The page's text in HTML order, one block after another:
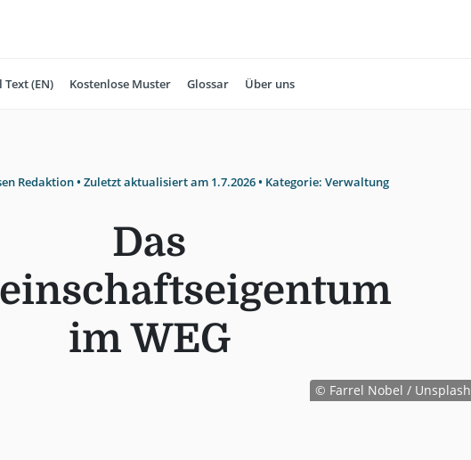
Text (EN) Kostenlose Muster Glossar Über uns
Redaktion• Zuletzt aktualisiert am 1.7.2026• Kategorie: Verwaltung
Das
im WEG
© Farrel Nobel / Unsplash